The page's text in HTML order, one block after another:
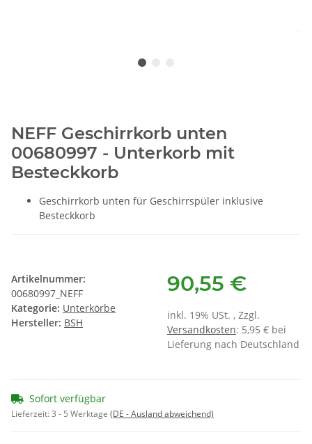
NEFF Geschirrkorb unten
00680997 - Unterkorb mit
Besteckkorb
Geschirrkorb unten für Geschirrspüler inklusive
Besteckkorb
Artikelnummer:
00680997_NEFF
Kategorie: Unterkörbe
Hersteller: BSH
90,55 €
inkl. 19% USt. , Zzgl.
Versandkosten: 5,95 € bei
Lieferung nach Deutschland
Sofort verfügbar
Lieferzeit:3 - 5 Werktage (DE - Ausland abweichend)